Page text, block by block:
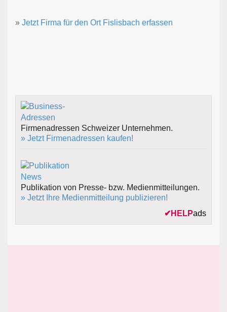
» Jetzt Firma für den Ort Fislisbach erfassen
Firmenadressen Schweizer Unternehmen.
» Jetzt Firmenadressen kaufen!
Publikation von Presse- bzw. Medienmitteilungen.
» Jetzt Ihre Medienmitteilung publizieren!
✔ HELPads